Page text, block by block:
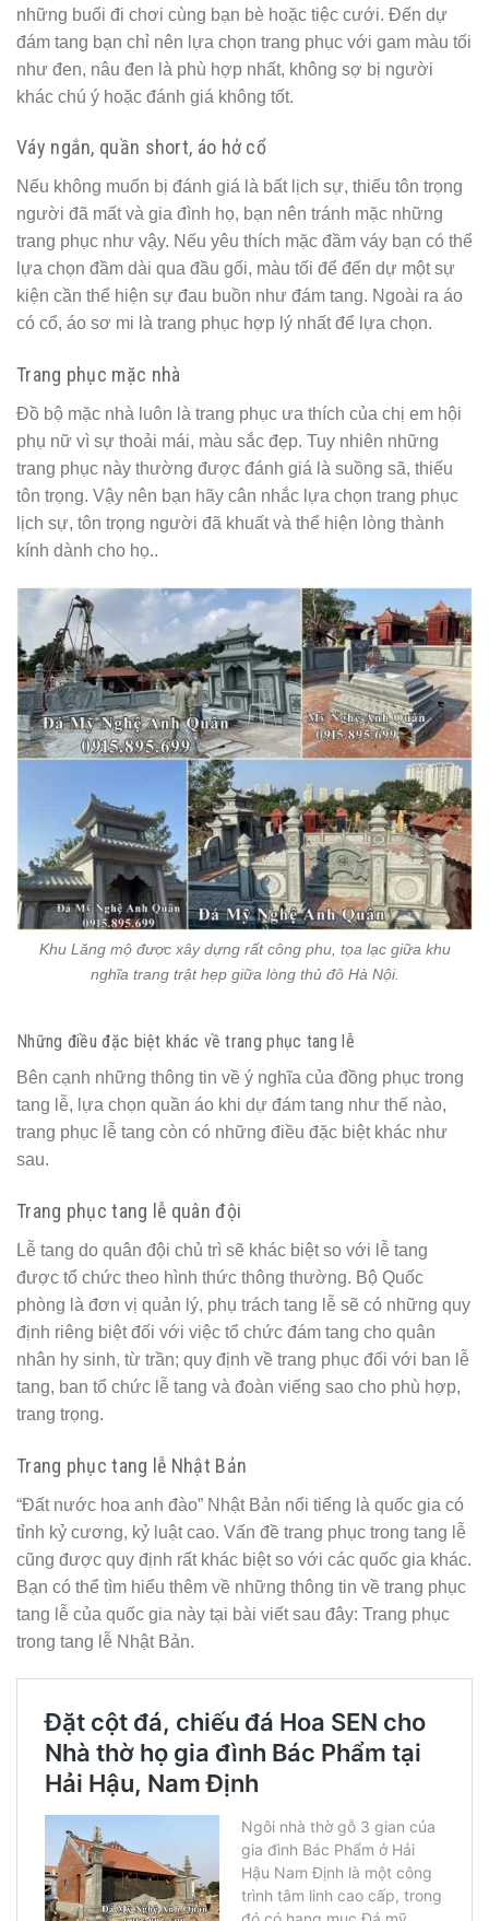
những buổi đi chơi cùng bạn bè hoặc tiệc cưới. Đến dự
đám tang bạn chỉ nên lựa chọn trang phục với gam màu tối
như đen, nâu đen là phù hợp nhất, không sợ bị người
khác chú ý hoặc đánh giá không tốt.
Váy ngắn, quần short, áo hở cổ
Nếu không muốn bị đánh giá là bất lịch sự, thiếu tôn trọng
người đã mất và gia đình họ, bạn nên tránh mặc những
trang phục như vậy. Nếu yêu thích mặc đầm váy bạn có thể
lựa chọn đầm dài qua đầu gối, màu tối để đến dự một sự
kiện cần thể hiện sự đau buồn như đám tang. Ngoài ra áo
có cổ, áo sơ mi là trang phục hợp lý nhất để lựa chọn.
Trang phục mặc nhà
Đồ bộ mặc nhà luôn là trang phục ưa thích của chị em hội
phụ nữ vì sự thoải mái, màu sắc đẹp. Tuy nhiên những
trang phục này thường được đánh giá là suồng sã, thiếu
tôn trọng. Vậy nên bạn hãy cân nhắc lựa chọn trang phục
lịch sự, tôn trọng người đã khuất và thể hiện lòng thành
kính dành cho họ..
Khu Lăng mộ được xây dựng rất công phu, tọa lạc giữa khu
nghĩa trang trật hẹp giữa lòng thủ đô Hà Nội.
Những điều đặc biệt khác về trang phục tang lễ
Bên cạnh những thông tin về ý nghĩa của đồng phục trong
tang lễ, lựa chọn quần áo khi dự đám tang như thế nào,
trang phục lễ tang còn có những điều đặc biệt khác như
sau.
Trang phục tang lễ quân đội
Lễ tang do quân đội chủ trì sẽ khác biệt so với lễ tang
được tổ chức theo hình thức thông thường. Bộ Quốc
phòng là đơn vị quản lý, phụ trách tang lễ sẽ có những quy
định riêng biệt đối với việc tổ chức đám tang cho quân
nhân hy sinh, từ trần; quy định về trang phục đối với ban lễ
tang, ban tổ chức lễ tang và đoàn viếng sao cho phù hợp,
trang trọng.
Trang phục tang lễ Nhật Bản
“Đất nước hoa anh đào” Nhật Bản nổi tiếng là quốc gia có
tỉnh kỷ cương, kỷ luật cao. Vấn đề trang phục trong tang lễ
cũng được quy định rất khác biệt so với các quốc gia khác.
Bạn có thể tìm hiểu thêm về những thông tin về trang phục
tang lễ của quốc gia này tại bài viết sau đây: Trang phục
trong tang lễ Nhật Bản.